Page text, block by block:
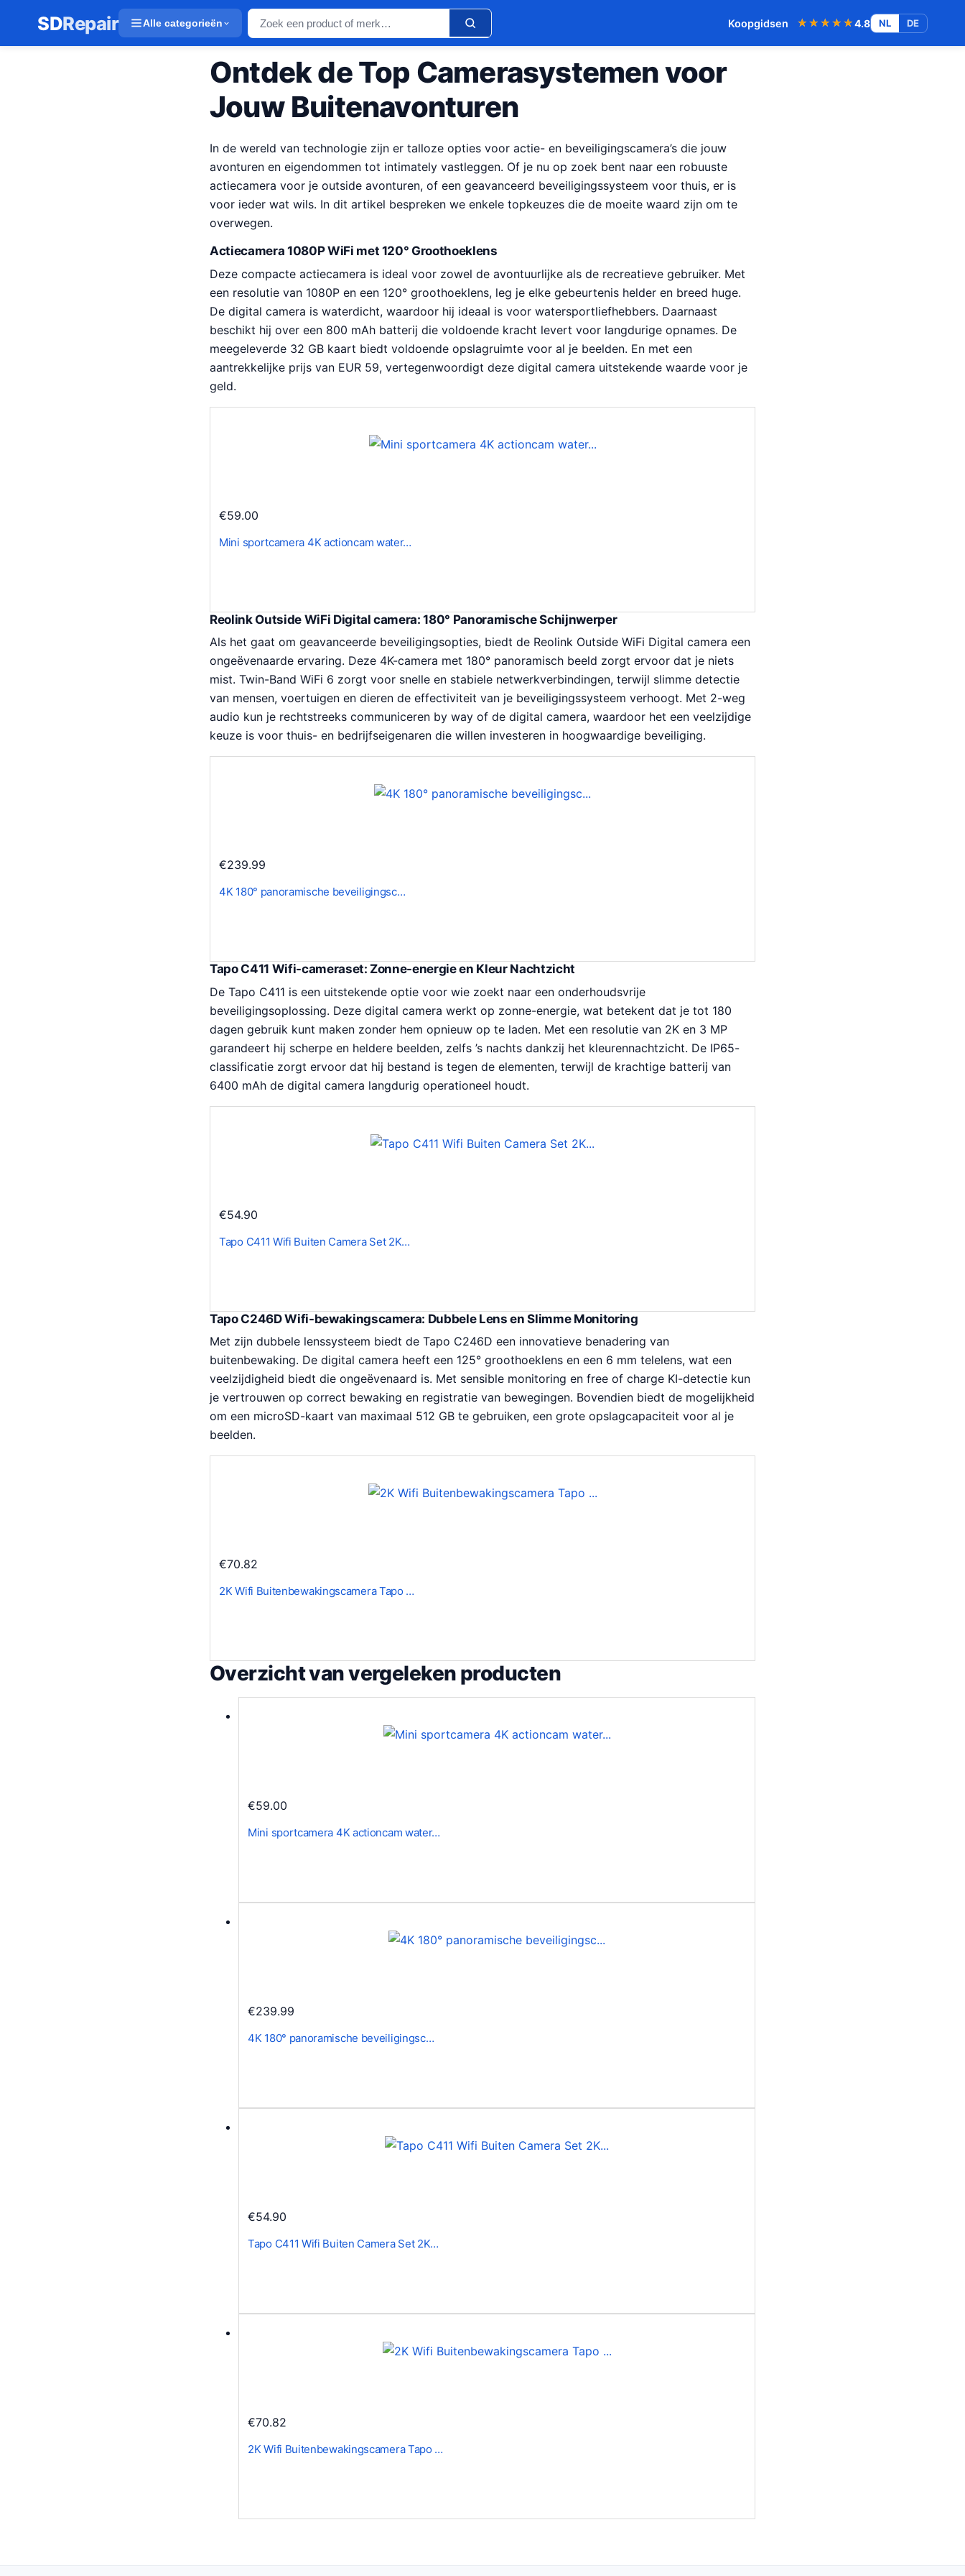
SDRepair Alle categorieën Koopgidsen ★★★★★
★★★★★4.8 NL DE
Ontdek de Top Camerasystemen voor
Jouw Buitenavonturen
In de wereld van technologie zijn er talloze opties voor actie- en beveiligingscamera’s die jouw
avonturen en eigendommen tot intimately vastleggen. Of je nu op zoek bent naar een robuuste
actiecamera voor je outside avonturen, of een geavanceerd beveiligingssysteem voor thuis, er is
voor ieder wat wils. In dit artikel bespreken we enkele topkeuzes die de moeite waard zijn om te
overwegen.
Actiecamera 1080P WiFi met 120° Groothoeklens
Deze compacte actiecamera is ideal voor zowel de avontuurlijke als de recreatieve gebruiker. Met
een resolutie van 1080P en een 120° groothoeklens, leg je elke gebeurtenis helder en breed huge.
De digital camera is waterdicht, waardoor hij ideaal is voor watersportliefhebbers. Daarnaast
beschikt hij over een 800 mAh batterij die voldoende kracht levert voor langdurige opnames. De
meegeleverde 32 GB kaart biedt voldoende opslagruimte voor al je beelden. En met een
aantrekkelijke prijs van EUR 59, vertegenwoordigt deze digital camera uitstekende waarde voor je
geld.
€59.00
Mini sportcamera 4K actioncam water…
Reolink Outside WiFi Digital camera: 180° Panoramische Schijnwerper
Als het gaat om geavanceerde beveiligingsopties, biedt de Reolink Outside WiFi Digital camera een
ongeëvenaarde ervaring. Deze 4K-camera met 180° panoramisch beeld zorgt ervoor dat je niets
mist. Twin-Band WiFi 6 zorgt voor snelle en stabiele netwerkverbindingen, terwijl slimme detectie
van mensen, voertuigen en dieren de effectiviteit van je beveiligingssysteem verhoogt. Met 2-weg
audio kun je rechtstreeks communiceren by way of de digital camera, waardoor het een veelzijdige
keuze is voor thuis- en bedrijfseigenaren die willen investeren in hoogwaardige beveiliging.
€239.99
4K 180° panoramische beveiligingsc…
Tapo C411 Wifi-cameraset: Zonne-energie en Kleur Nachtzicht
De Tapo C411 is een uitstekende optie voor wie zoekt naar een onderhoudsvrije
beveiligingsoplossing. Deze digital camera werkt op zonne-energie, wat betekent dat je tot 180
dagen gebruik kunt maken zonder hem opnieuw op te laden. Met een resolutie van 2K en 3 MP
garandeert hij scherpe en heldere beelden, zelfs ’s nachts dankzij het kleurennachtzicht. De IP65-
classificatie zorgt ervoor dat hij bestand is tegen de elementen, terwijl de krachtige batterij van
6400 mAh de digital camera langdurig operationeel houdt.
€54.90
Tapo C411 Wifi Buiten Camera Set 2K…
Tapo C246D Wifi-bewakingscamera: Dubbele Lens en Slimme Monitoring
Met zijn dubbele lenssysteem biedt de Tapo C246D een innovatieve benadering van
buitenbewaking. De digital camera heeft een 125° groothoeklens en een 6 mm telelens, wat een
veelzijdigheid biedt die ongeëvenaard is. Met sensible monitoring en free of charge KI-detectie kun
je vertrouwen op correct bewaking en registratie van bewegingen. Bovendien biedt de mogelijkheid
om een microSD-kaart van maximaal 512 GB te gebruiken, een grote opslagcapaciteit voor al je
beelden.
€70.82
2K Wifi Buitenbewakingscamera Tapo …
Overzicht van vergeleken producten
€59.00
Mini sportcamera 4K actioncam water…
€239.99
4K 180° panoramische beveiligingsc…
€54.90
Tapo C411 Wifi Buiten Camera Set 2K…
€70.82
2K Wifi Buitenbewakingscamera Tapo …